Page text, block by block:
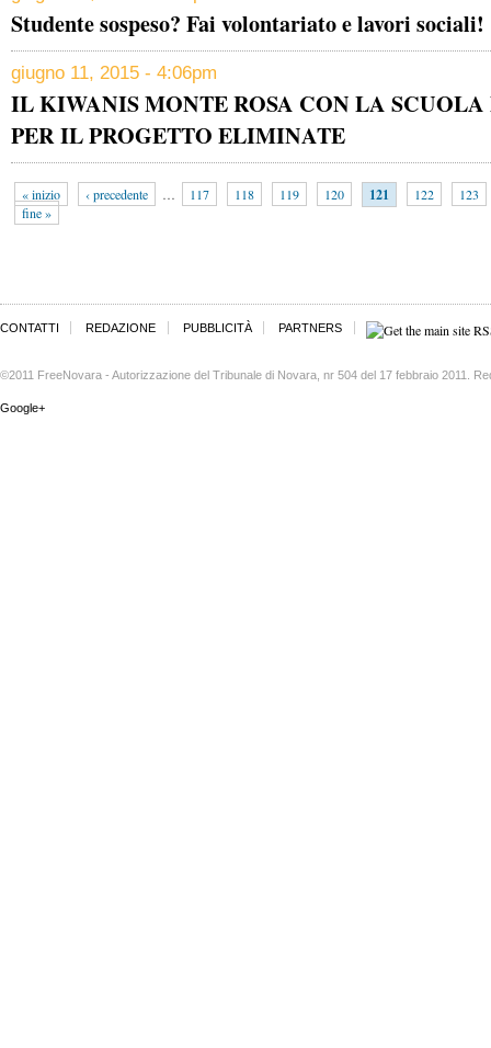
Studente sospeso? Fai volontariato e lavori sociali!
giugno 11, 2015 - 4:06pm
IL KIWANIS MONTE ROSA CON LA SCUOLA
PER IL PROGETTO ELIMINATE
« inizio ‹ precedente … 117 118 119 120 121 122
123
fine »
CONTATTI REDAZIONE PUBBLICITÀ PARTNERS
©2011 FreeNovara - Autorizzazione del Tribunale di Novara, nr 504 del 17 febbraio 2011.
Google+